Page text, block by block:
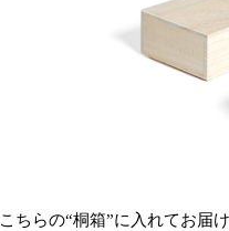
こちらの“桐箱”に入れてお届